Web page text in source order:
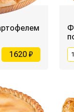
1620 ₽